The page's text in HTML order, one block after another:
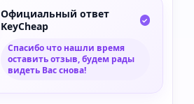
Официальный ответ
KeyCheap
Спасибо что нашли время
оставить отзыв, будем рады
видеть Вас снова!